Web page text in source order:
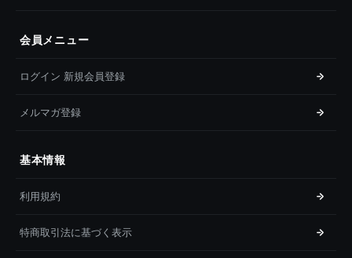
会員メニュー
ログイン 新規会員登録
メルマガ登録
基本情報
利用規約
特商取引法に基づく表示